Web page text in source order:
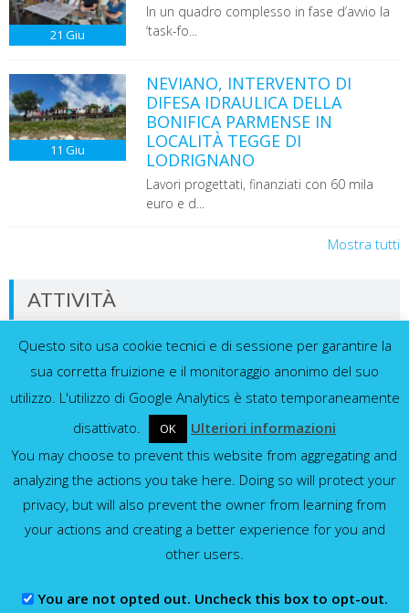
21 Giu
In un quadro complesso in fase d’avvio la
‘task-fo...
11 Giu
NEVIANO, INTERVENTO DI
DIFESA IDRAULICA DELLA
BONIFICA PARMENSE IN
LOCALITÀ TEGGE DI
LODRIGNANO
Lavori progettati, finanziati con 60 mila
euro e d...
Mostra tutti
ATTIVITÀ
Dati in tempo reale dalla nostra rete di
sensori
Idrometri e pluviometri
Mostra tutti
Consorzio della Bonifica Parmense
Questo sito usa cookie tecnici e di sessione per garantire la
sua corretta fruizione e il monitoraggio anonimo del suo
utilizzo. L'utilizzo di Google Analytics è stato temporaneamente
disattivato.
OK
Ulteriori informazioni
You may choose to prevent this website from aggregating and
analyzing the actions you take here. Doing so will protect your
privacy, but will also prevent the owner from learning from
your actions and creating a better experience for you and
other users.
You are not opted out. Uncheck this box to opt-out.